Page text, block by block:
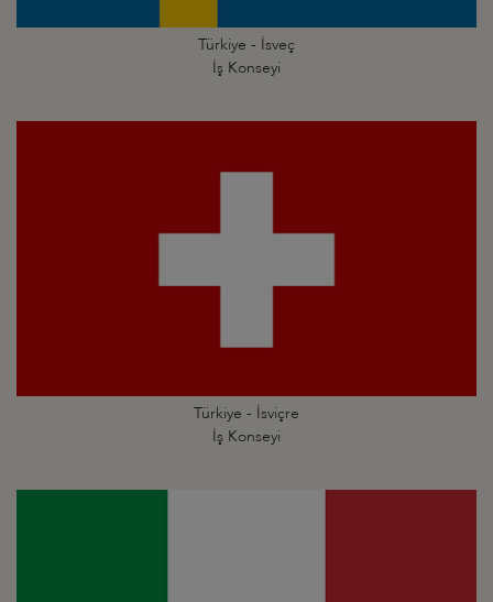
Türkiye - İsveç
İş Konseyi
Türkiye - İsviçre
İş Konseyi